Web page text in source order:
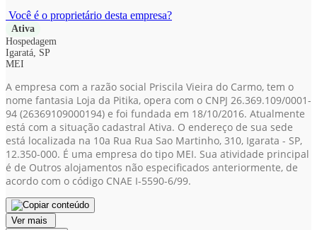
Você é o proprietário desta empresa?
Ativa
Hospedagem
Igaratá, SP
MEI
A empresa com a razão social Priscila Vieira do Carmo, tem o
nome fantasia Loja da Pitika, opera com o CNPJ 26.369.109/0001-
94 (26369109000194) e foi fundada em 18/10/2016. Atualmente
está com a situação cadastral Ativa. O endereço de sua sede
está localizada na 10a Rua Rua Sao Martinho, 310, Igarata - SP,
12.350-000. É uma empresa do tipo MEI. Sua atividade principal
é de Outros alojamentos não especificados anteriormente, de
acordo com o código CNAE I-5590-6/99.
Ver mais